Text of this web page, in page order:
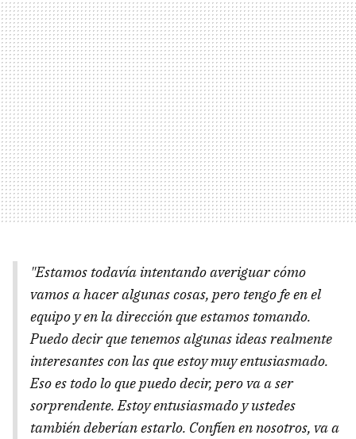
"Estamos todavía intentando averiguar cómo
vamos a hacer algunas cosas, pero tengo fe en el
equipo y en la dirección que estamos tomando.
Puedo decir que tenemos algunas ideas realmente
interesantes con las que estoy muy entusiasmado.
Eso es todo lo que puedo decir, pero va a ser
sorprendente. Estoy entusiasmado y ustedes
también deberían estarlo. Confíen en nosotros, va a